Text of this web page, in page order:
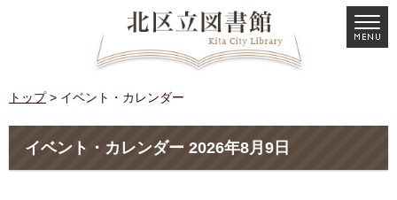
トップ> イベント・カレンダー
イベント・カレンダー 2026年8月9日